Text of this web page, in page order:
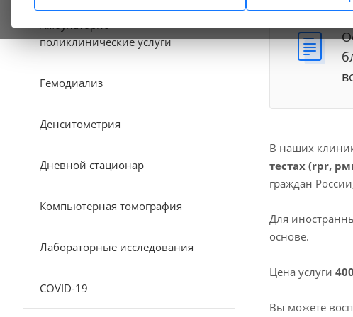
В наших
тестах (rpr,
граждан
Для
основе.
Цена услуги 400
Вы можете
Амбулаторно-
поликлинические услуги
Гемодиализ
Денситометрия
Дневной стационар
Компьютерная томография
Лабораторные исследования
COVID-19